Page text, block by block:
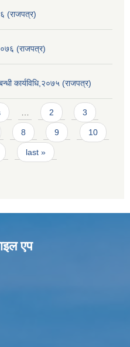
(राजपत्र)
(राजपत्र)
कार्यविधि,२०७५ (राजपत्र)
2 3
8 9 10
last »
एप